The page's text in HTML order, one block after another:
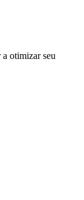
a otimizar seu